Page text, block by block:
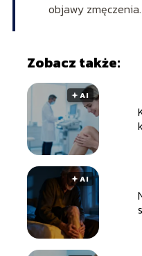
objawy zmęczenia.
Zobacz także:
🟅 AI
🟅 AI